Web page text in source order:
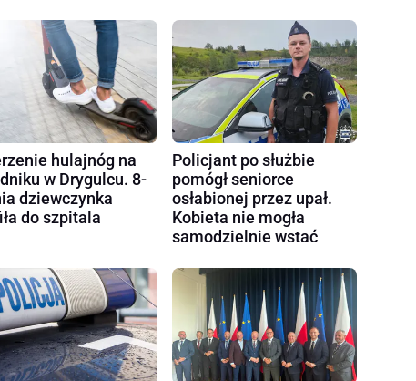
hulajnóg na
w Drygulcu. 8-
dziewczynka
do szpitala
Policjant po służbie
pomógł seniorce
osłabionej przez upał.
Kobieta nie mogła
samodzielnie wstać